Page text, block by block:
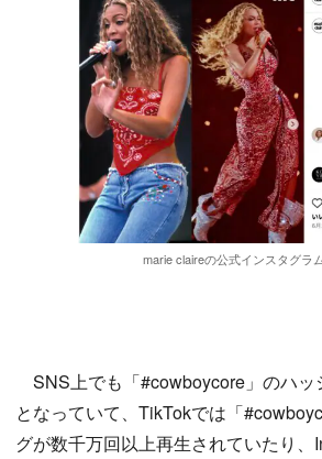
marie claireの公式インスタグラ
SNS上でも「#cowboycore」のハッ
となっていて、TikTokでは「
グが数千万回以上再生されていたり、